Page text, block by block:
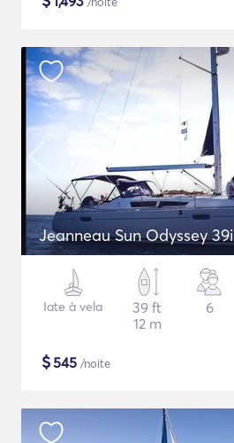
Jeanneau Sun Odyssey 39i
Iate à vela
39 ft
12 m
6
$545 /noite